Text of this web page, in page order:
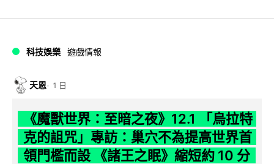
科技娛樂 遊戲情報
天恩 1 日
《魔獸世界：至暗之夜》12.1 「烏拉特
克的詛咒」專訪：巢穴不為提高世界首
領門檻而設 《諸王之眠》縮短約 10 分